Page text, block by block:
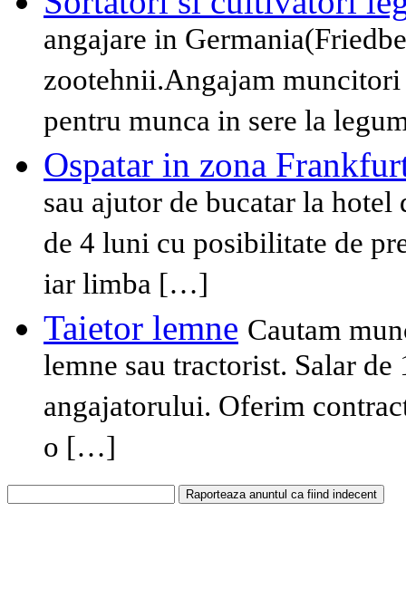
angajare in
zootehnii.Angajam
pentru munca in sere la
Ospatar in zona
sau ajutor de bucatar la
de 4 luni cu posibilitate de
iar limba […]
Taietor lemne Cautam
lemne sau tractorist. Salar
angajatorului. Oferim
o […]